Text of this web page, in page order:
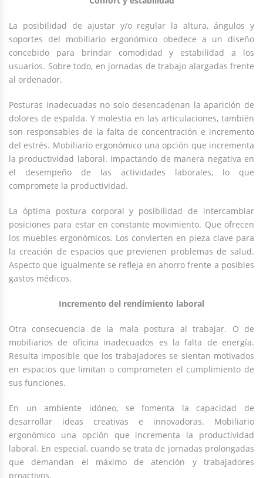
La posibilidad de ajustar y/o regular la altura, ángulos y
soportes del mobiliario ergonómico obedece a un diseño
concebido para brindar comodidad y estabilidad a los
usuarios. Sobre todo, en jornadas de trabajo alargadas frente
al ordenador.
Posturas inadecuadas no solo desencadenan la aparición de
dolores de espalda. Y molestia en las articulaciones, también
son responsables de la falta de concentración e incremento
del estrés. Mobiliario ergonómico una opción que incrementa
la productividad laboral. Impactando de manera negativa en
el desempeño de las actividades laborales, lo que
compromete la productividad.
La óptima postura corporal y posibilidad de intercambiar
posiciones para estar en constante movimiento. Que ofrecen
los muebles ergonómicos. Los convierten en pieza clave para
la creación de espacios que previenen problemas de salud.
Aspecto que igualmente se refleja en ahorro frente a posibles
gastos médicos.
Incremento del rendimiento laboral
Otra consecuencia de la mala postura al trabajar. O de
mobiliarios de oficina inadecuados es la falta de energía.
Resulta imposible que los trabajadores se sientan motivados
en espacios que limitan o comprometen el cumplimiento de
sus funciones.
En un ambiente idóneo, se fomenta la capacidad de
desarrollar ideas creativas e innovadoras. Mobiliario
ergonómico una opción que incrementa la productividad
laboral. En especial, cuando se trata de jornadas prolongadas
que demandan el máximo de atención y trabajadores
proactivos.